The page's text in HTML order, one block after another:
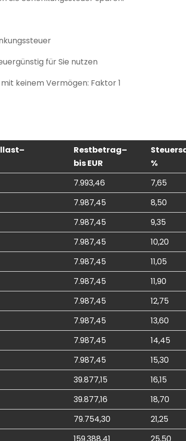
für Sie nutzen
keinem Vermögen: Faktor 1
–
Restbetrag–
bis EUR
%
7.993,46
7,65
7.987,45
8,50
7.987,45
9,35
7.987,45
10,20
7.987,45
11,05
7.987,45
11,90
7.987,45
12,75
7.987,45
13,60
7.987,45
14,45
7.987,45
15,30
39.877,15
16,15
39.877,16
18,70
79.754,30
21,25
159.388,41 25,50